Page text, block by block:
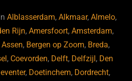
Alblasserdam,Alkmaar,Almelo,
Rijn,Amersfoort,Amsterdam,
Assen, Bergen op Zoom, Breda,
, Coevorden, Delft, Delfzijl, Den
, Doetinchem, Dordrecht,